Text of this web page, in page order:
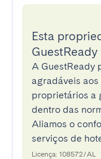
Esta
GuestReady
A GuestReady
agradáveis
proprietários a
dentro das
Aliamos o
serviços de
Licença: 108572/AL